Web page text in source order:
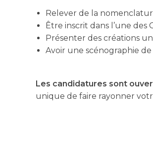
Relever de la
Être inscrit dans l’une des
Présenter des créations
Avoir une scénographie
Les candidatures sont
unique de faire rayonner